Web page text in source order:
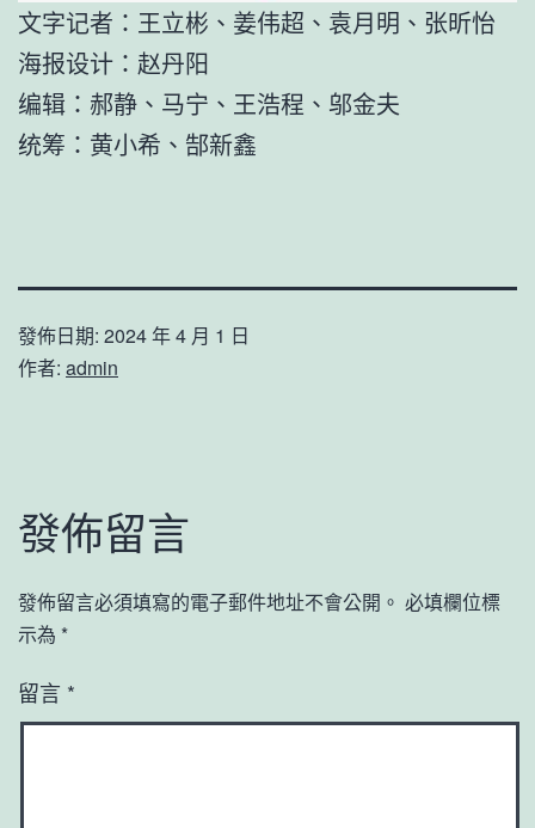
文字记者：王立彬、姜伟超、袁月明、张昕怡
海报设计：赵丹阳
编辑：郝静、马宁、王浩程、邬金夫
统筹：黄小希、郜新鑫
發佈日期: 2024 年 4 月 1 日
作者: admin
發佈留言
發佈留言必須填寫的電子郵件地址不會公開。 必填欄位標
示為 *
留言 *